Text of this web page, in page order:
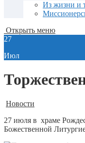
Из жизни и
Открыть меню
27
Июл
Новости
27 июля в храме
Божественной